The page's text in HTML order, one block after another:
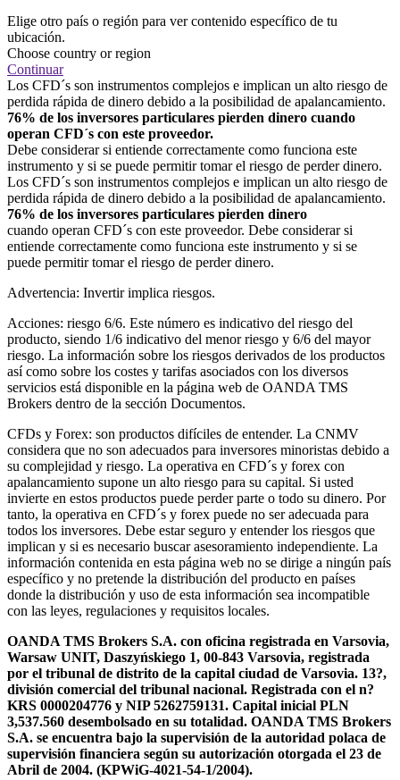
Elige otro país o región para ver contenido específico de tu
ubicación.
Choose country or region
Continuar
Los CFD´s son instrumentos complejos e implican un alto riesgo de
perdida rápida de dinero debido a la posibilidad de apalancamiento.
76% de los inversores particulares pierden dinero cuando
operan CFD´s con este proveedor.
Debe considerar si entiende correctamente como funciona este
instrumento y si se puede permitir tomar el riesgo de perder dinero.
Los CFD´s son instrumentos complejos e implican un alto riesgo de
perdida rápida de dinero debido a la posibilidad de apalancamiento.
76% de los inversores particulares pierden dinero
cuando operan CFD´s con este proveedor. Debe considerar si
entiende correctamente como funciona este instrumento y si se
puede permitir tomar el riesgo de perder dinero.
Advertencia: Invertir implica riesgos.
Acciones: riesgo 6/6. Este número es indicativo del riesgo del
producto, siendo 1/6 indicativo del menor riesgo y 6/6 del mayor
riesgo. La información sobre los riesgos derivados de los productos
así como sobre los costes y tarifas asociados con los diversos
servicios está disponible en la página web de OANDA TMS
Brokers dentro de la sección Documentos.
CFDs y Forex: son productos difíciles de entender. La CNMV
considera que no son adecuados para inversores minoristas debido a
su complejidad y riesgo. La operativa en CFD´s y forex con
apalancamiento supone un alto riesgo para su capital. Si usted
invierte en estos productos puede perder parte o todo su dinero. Por
tanto, la operativa en CFD´s y forex puede no ser adecuada para
todos los inversores. Debe estar seguro y entender los riesgos que
implican y si es necesario buscar asesoramiento independiente. La
información contenida en esta página web no se dirige a ningún país
específico y no pretende la distribución del producto en países
donde la distribución y uso de esta información sea incompatible
con las leyes, regulaciones y requisitos locales.
OANDA TMS Brokers S.A. con oficina registrada en Varsovia,
Warsaw UNIT, Daszyńskiego 1, 00-843 Varsovia, registrada
por el tribunal de distrito de la capital ciudad de Varsovia. 13?,
división comercial del tribunal nacional. Registrada con el n?
KRS 0000204776 y NIP 5262759131. Capital inicial PLN
3,537.560 desembolsado en su totalidad. OANDA TMS Brokers
S.A. se encuentra bajo la supervisión de la autoridad polaca de
supervisión financiera según su autorización otorgada el 23 de
Abril de 2004. (KPWiG-4021-54-1/2004).